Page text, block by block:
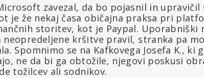
zavezal, da bo pojasnil in upravičil
je že nekaj časa običajna praksa pri
storitev, kot je Paypal. Uporabniški
neopredeljene kršitve pravil, stranka pa
Spomnimo se na Kafkovega Josefa K., ki
ne da bi ga obtožile, njegovi poskusi
tožilcev ali sodnikov.